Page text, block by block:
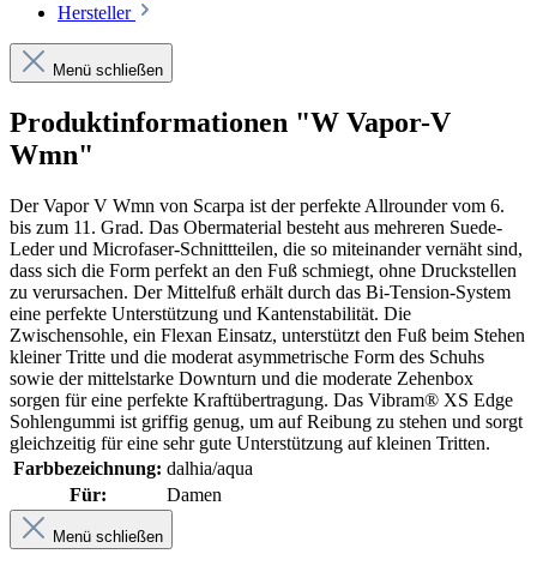
Hersteller
Menü schließen
Produktinformationen "W Vapor-V
Wmn"
Der Vapor V Wmn von Scarpa ist der perfekte Allrounder vom 6.
bis zum 11. Grad. Das Obermaterial besteht aus mehreren Suede-
Leder und Microfaser-Schnittteilen, die so miteinander vernäht sind,
dass sich die Form perfekt an den Fuß schmiegt, ohne Druckstellen
zu verursachen. Der Mittelfuß erhält durch das Bi-Tension-System
eine perfekte Unterstützung und Kantenstabilität. Die
Zwischensohle, ein Flexan Einsatz, unterstützt den Fuß beim Stehen
kleiner Tritte und die moderat asymmetrische Form des Schuhs
sowie der mittelstarke Downturn und die moderate Zehenbox
sorgen für eine perfekte Kraftübertragung. Das Vibram® XS Edge
Sohlengummi ist griffig genug, um auf Reibung zu stehen und sorgt
gleichzeitig für eine sehr gute Unterstützung auf kleinen Tritten.
Farbbezeichnung: dalhia/aqua
Für:
Damen
Menü schließen